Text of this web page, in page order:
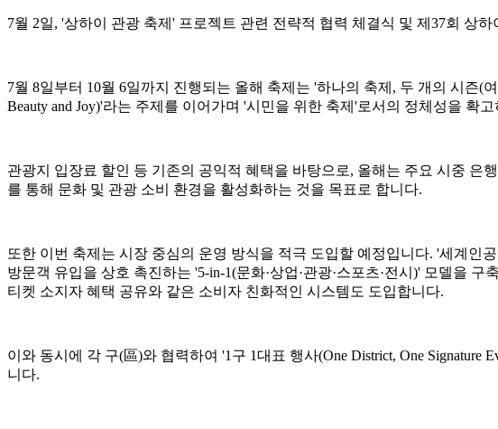
7월 2일, '상하이 관광 축제' 프로젝트 관련 전략적 협력 체결식 및 제37회 상
7월 8일부터 10월 6일까지 진행되는 올해 축제는 '하나의 축제, 두 개의 시즌
Beauty and Joy)'라는 주제를 이어가며 '시민을 위한 축제'로서의 정체성을 확
관광지 입장료 할인 등 기존의 공익적 혜택을 바탕으로, 올해는 주요 시중 은
를 통해 문화 및 관광 소비 환경을 활성화하는 것을 목표로 합니다.
또한 이번 축제는 시장 중심의 운영 방식을 적극 도입할 예정입니다. '세계인
방문객 유입을 상호 촉진하는 '5-in-1(문화·상업·관광·스포츠·전시)' 모델을
티켓 소지자 혜택 공유와 같은 소비자 친화적인 시스템도 도입합니다.
이와 동시에 각 구(區)와 협력하여 '1구 1대표 행사(One District, One
니다.